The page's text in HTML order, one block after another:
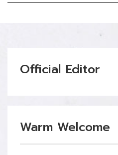
Official Editor
Warm Welcome